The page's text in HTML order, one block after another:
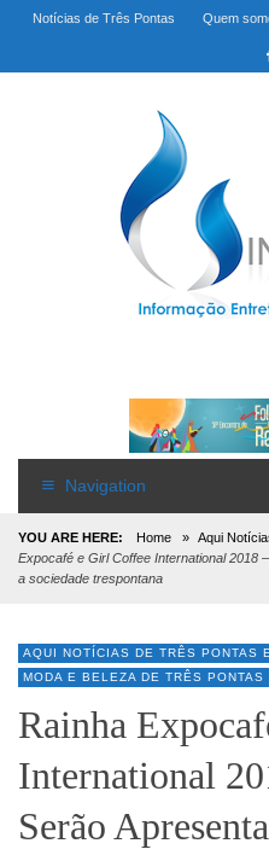
Notícias de Três Pontas Quem
Navigation
YOU ARE HERE: Home » Aqui
Expocafé e Girl Coffee International 2018
a sociedade trespontana
AQUI NOTÍCIAS DE TRÊS PONTAS
MODA E BELEZA DE TRÊS PONTAS
Rainha
International
Serão